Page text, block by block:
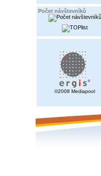
Počet návštevníků
©2008 Mediapool